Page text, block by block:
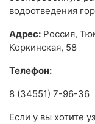
водоотведения
Адрес: Россия,
Коркинская, 58
Телефон:
8 (34551) 7-96-36
Если у вы хотите